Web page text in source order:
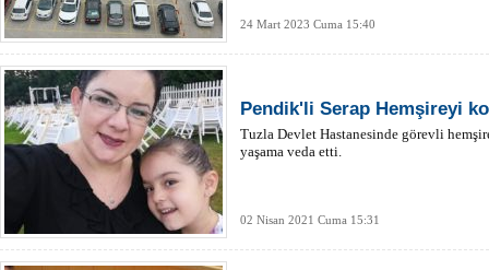
24 Mart 2023 Cuma 15:40
Pendik'li Serap Hemşireyi
Tuzla Devlet Hastanesinde görevli
yaşama veda etti.
02 Nisan 2021 Cuma 15:31